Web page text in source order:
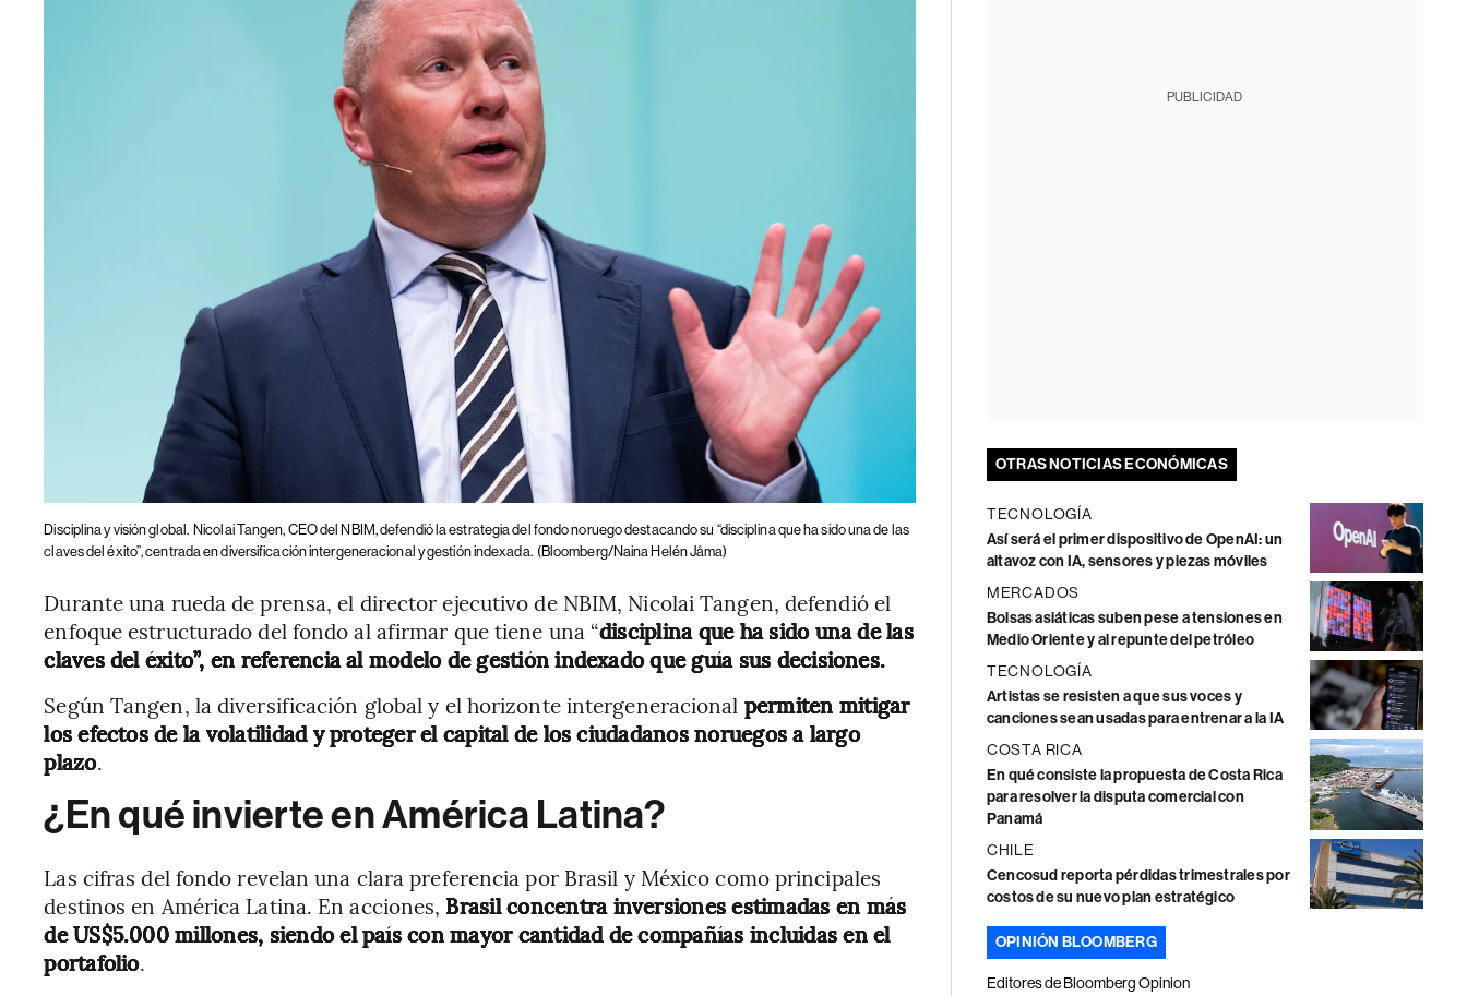
Disciplina y visión global. Nicolai Tangen, CEO del NBIM, defendió la estrategia del fondo noruego destacando su “disciplina que ha sido una de las
claves del éxito”, centrada en diversificación intergeneracional y gestión indexada. (Bloomberg/Naina Helén Jåma)
Durante una rueda de prensa, el director ejecutivo de NBIM, Nicolai Tangen, defendió el
enfoque estructurado del fondo al afirmar que tiene una “disciplina que ha sido una de las
claves del éxito”, en referencia al modelo de gestión indexado que guía sus decisiones.
Según Tangen, la diversificación global y el horizonte intergeneracional permiten mitigar
los efectos de la volatilidad y proteger el capital de los ciudadanos noruegos a largo
plazo.
¿En qué invierte en América Latina?
Las cifras del fondo revelan una clara preferencia por Brasil y México como principales
destinos en América Latina. En acciones, Brasil concentra inversiones estimadas en más
de US$5.000 millones, siendo el país con mayor cantidad de compañías incluidas en el
portafolio.
PUBLICIDAD
OTRAS NOTICIAS ECONÓMICAS
TECNOLOGÍA
Así será el primer dispositivo de OpenAI: un
altavoz con IA, sensores y piezas móviles
MERCADOS
Bolsas asiáticas suben pese a tensiones en
Medio Oriente y al repunte del petróleo
TECNOLOGÍA
Artistas se resisten a que sus voces y
canciones sean usadas para entrenar a la IA
COSTA RICA
En qué consiste la propuesta de Costa Rica
para resolver la disputa comercial con
Panamá
CHILE
Cencosud reporta pérdidas trimestrales por
costos de su nuevo plan estratégico
OPINIÓN BLOOMBERG
Editores de Bloomberg Opinion